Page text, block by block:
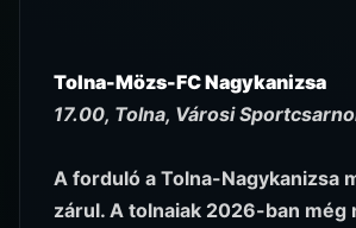
Tolna-Mözs-FC Nagykanizsa
17.00, Tolna, Városi
A forduló a Tolna-Nagykanizsa
zárul. A tolnaiak 2026-ban még